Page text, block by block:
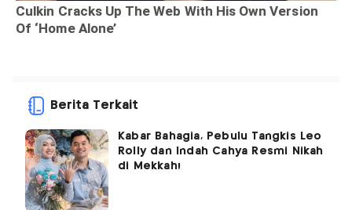
Berita Terkait
Kabar Bahagia, Pebulu Tangkis Leo
Rolly dan Indah Cahya Resmi Nikah
di Mekkah!